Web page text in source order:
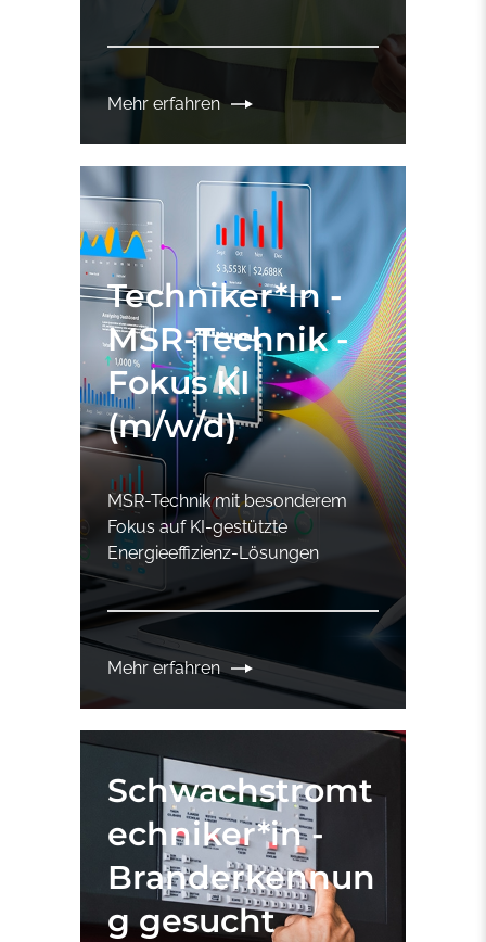
Mehr erfahren
Techniker*In -
MSR-Technik -
Fokus KI
(m/w/d)
MSR-Technik mit besonderem
Fokus auf KI-gestützte
Energieeffizienz-Lösungen
Mehr erfahren
Schwachstromt
echniker*in -
Branderkennun
g gesucht